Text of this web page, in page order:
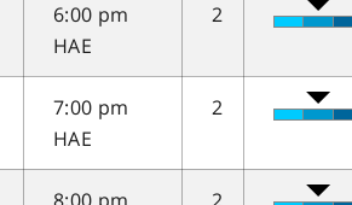
6:00 pm
HAE
2
7:00 pm
HAE
2